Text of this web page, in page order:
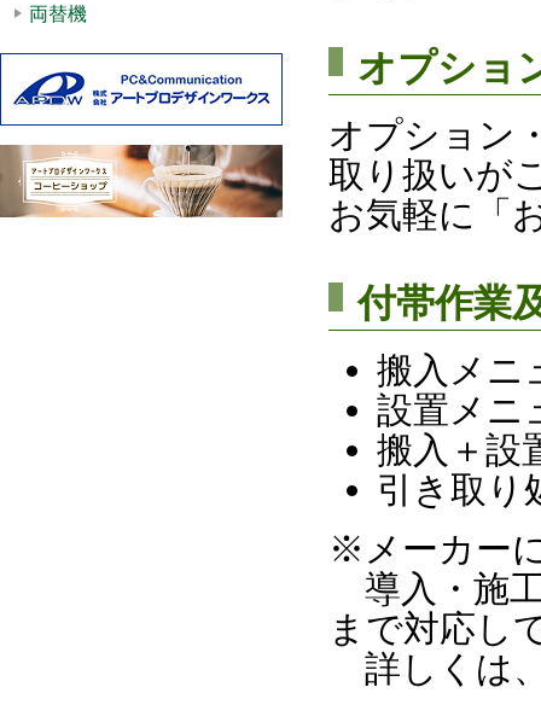
オプショ
オプション
取り扱いが
お気軽に「
付帯作業
搬入メニ
設置メニ
搬入＋設
引き取り
※メーカー
導入・施
まで対応し
詳しくは
両替機